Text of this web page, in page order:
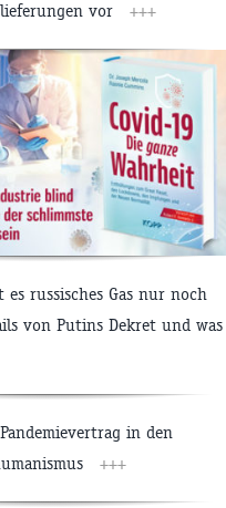
vor
+++
russisches Gas nur noch
von Putins Dekret und was
in den
+++